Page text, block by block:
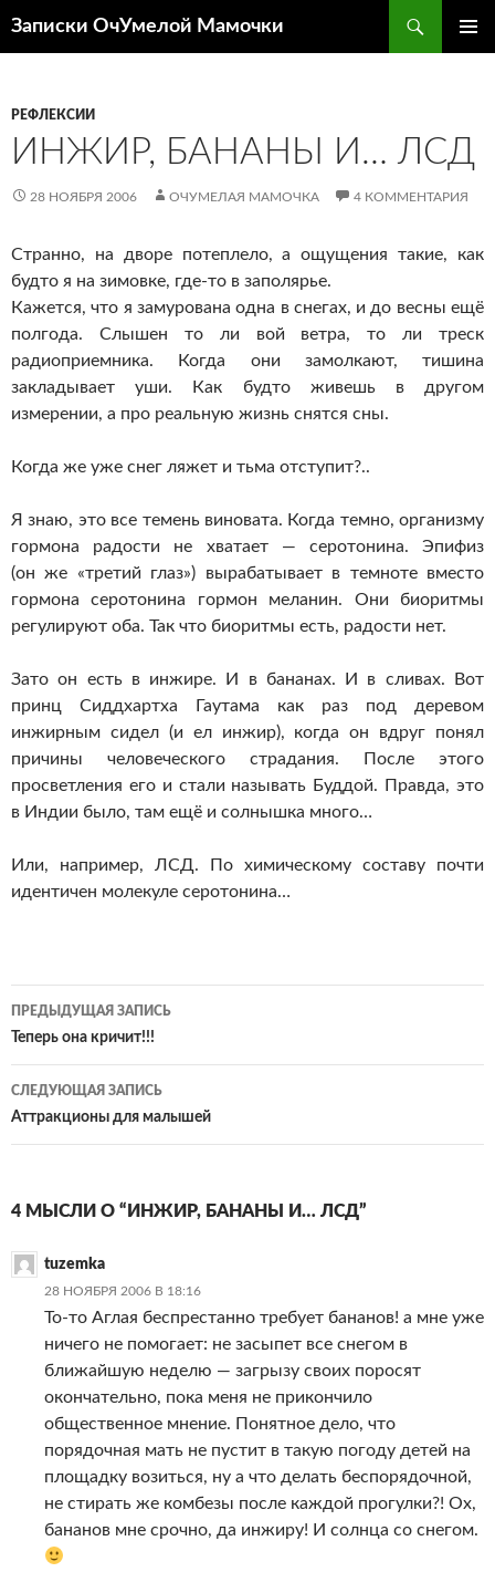
Записки ОчУмелой Мамочки
РЕФЛЕКСИИ
ИНЖИР, БАНАНЫ И… ЛСД
28 НОЯБРЯ 2006 ОЧУМЕЛАЯ МАМОЧКА 4 КОММЕНТАРИЯ
Странно, на дворе потеплело, а ощущения такие, как
будто я на зимовке, где-то в заполярье.
Кажется, что я замурована одна в снегах, и до весны ещё
полгода. Слышен то ли вой ветра, то ли треск
радиоприемника. Когда они замолкают, тишина
закладывает уши. Как будто живешь в другом
измерении, а про реальную жизнь снятся сны.
Когда же уже снег ляжет и тьма отступит?..
Я знаю, это все темень виновата. Когда темно, организму
гормона радости не хватает — серотонина. Эпифиз
(он же «третий глаз») вырабатывает в темноте вместо
гормона серотонина гормон меланин. Они биоритмы
регулируют оба. Так что биоритмы есть, радости нет.
Зато он есть в инжире. И в бананах. И в сливах. Вот
принц Сиддхартха Гаутама как раз под деревом
инжирным сидел (и ел инжир), когда он вдруг понял
причины человеческого страдания. После этого
просветления его и стали называть Буддой. Правда, это
в Индии было, там ещё и солнышка много…
Или, например, ЛСД. По химическому составу почти
идентичен молекуле серотонина…
Навигация
по
записям
ПРЕДЫДУЩАЯ ЗАПИСЬ
Теперь она кричит!!!
СЛЕДУЮЩАЯ ЗАПИСЬ
Аттракционы для малышей
4 МЫСЛИ О “ИНЖИР, БАНАНЫ И… ЛСД”
tuzemka
28 НОЯБРЯ 2006 В 18:16
То-то Аглая беспрестанно требует бананов! а мне уже
ничего не помогает: не засыпет все снегом в
ближайшую неделю — загрызу своих поросят
окончательно, пока меня не прикончило
общественное мнение. Понятное дело, что
порядочная мать не пустит в такую погоду детей на
площадку возиться, ну а что делать беспорядочной,
не стирать же комбезы после каждой прогулки?! Ох,
бананов мне срочно, да инжиру! И солнца со снегом.